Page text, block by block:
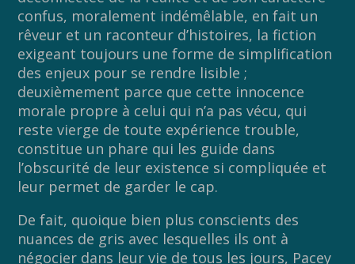
confus, moralement indémêlable, en fait un
rêveur et un raconteur d’histoires, la fiction
exigeant toujours une forme de simplification
des enjeux pour se rendre lisible ;
deuxièmement parce que cette innocence
morale propre à celui qui n’a pas vécu, qui
reste vierge de toute expérience trouble,
constitue un phare qui les guide dans
l’obscurité de leur existence si compliquée et
leur permet de garder le cap.
De fait, quoique bien plus conscients des
nuances de gris avec lesquelles ils ont à
négocier dans leur vie de tous les jours, Pacey